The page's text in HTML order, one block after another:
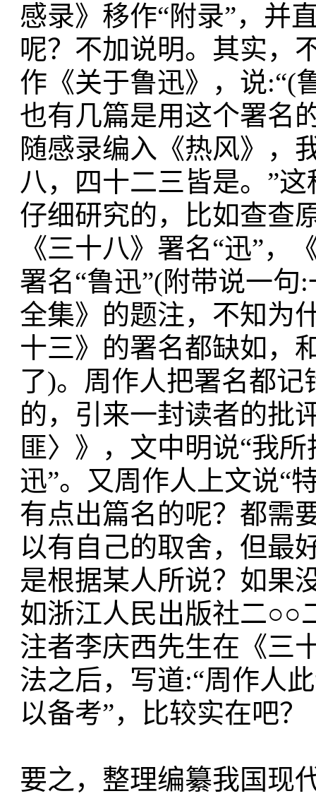
感录》移作“附录”，并
呢？不加说明。其实，
作《关于鲁迅》，说:“(
也有几篇是用这个署名
随感录编入《热风》，
八，四十二三皆是。”
仔细研究的，比如查查
《三十八》署名“迅”，
署名“鲁迅”(附带说一
全集》的题注，不知为
十三》的署名都缺如，
了)。周作人把署名都
的，引来一封读者的批
匪〉》，文中明说“我
迅”。又周作人上文说
有点出篇名的呢？都需
以有自己的取舍，但最
是根据某人所说？如果
如浙江人民出版社二○○
注者李庆西先生在《三
法之后，写道:“周作人
以备考”，比较实在吧？
要之，整理编纂我国现